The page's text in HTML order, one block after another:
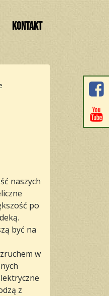
KONTAKT
naszych
po
być na
w
z